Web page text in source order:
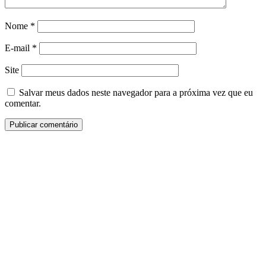
Nome *
E-mail *
Site
Salvar meus dados neste navegador para a próxima vez que eu
comentar.